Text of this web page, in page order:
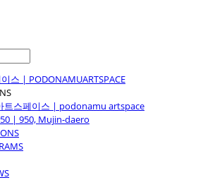
스 | PODONAMUARTSPACE
트스페이스 | podonamu artspace
| 950, Mujin-daero